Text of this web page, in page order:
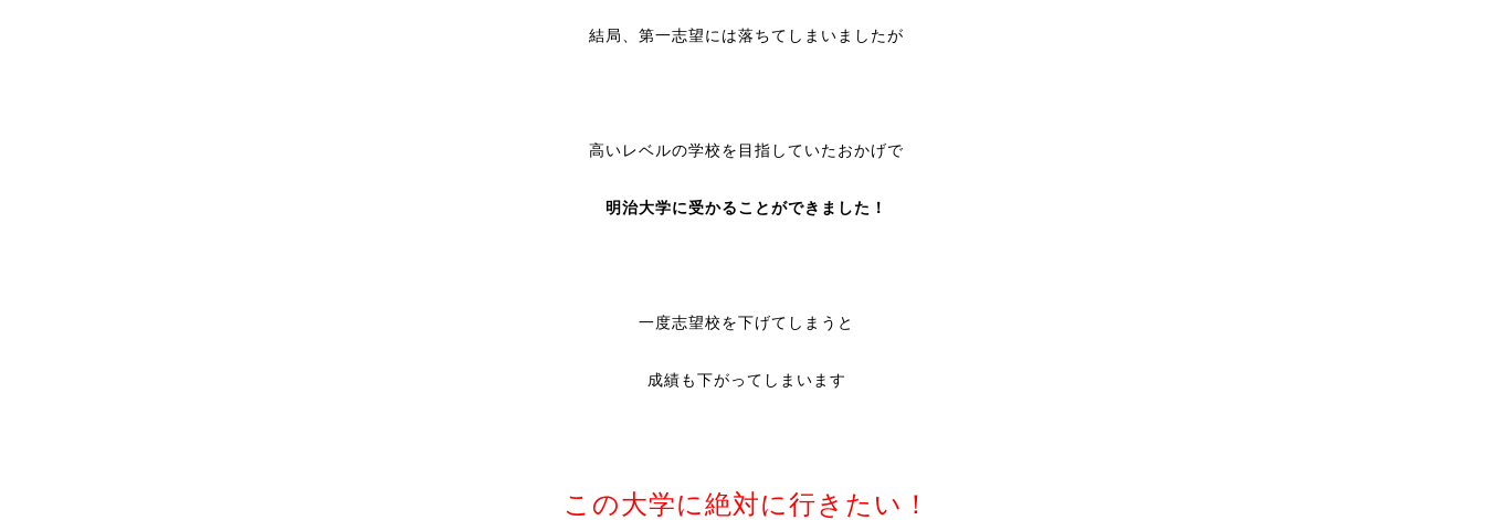
結局、第一志望には落ちてしまいましたが
高いレベルの学校を目指していたおかげで
明治大学に受かることができました！
一度志望校を下げてしまうと
成績も下がってしまいます
この大学に絶対に行きたい！